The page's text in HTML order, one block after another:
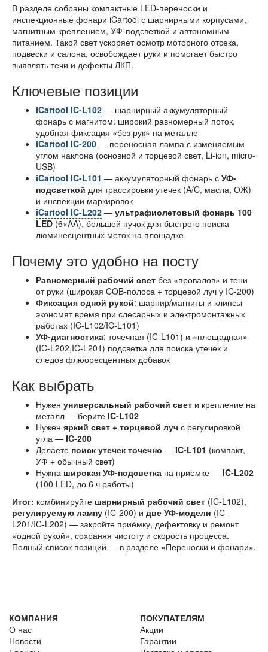
В разделе собраны компактные LED-переноски и
инспекционные фонари iCartool с шарнирными корпусами,
магнитным креплением, УФ-подсветкой и автономным
питанием. Такой свет ускоряет осмотр моторного отсека,
подвески и салона, освобождает руки и помогает быстро
выявлять течи и дефекты ЛКП.
Ключевые позиции
iCartool IC-L102 — шарнирный аккумуляторный
фонарь с магнитом: широкий равномерный поток,
удобная фиксация «без рук» на металле
iCartool IC-200 — переносная лампа с изменяемым
углом наклона (основной и торцевой свет, Li-ion, micro-
USB)
iCartool IC-L101 — аккумуляторный фонарь с УФ-
подсветкой для трассировки утечек (A/C, масла, ОЖ)
и инспекции маркировок
iCartool IC-L202 — ультрафиолетовый фонарь 100
LED (6×AA), большой пучок для быстрого поиска
люминесцентных меток на площадке
Почему это удобно на посту
Равномерный рабочий свет без «провалов» и тени
от руки (широкая COB-полоса + торцевой луч у IC-200)
Фиксация одной рукой: шарнир/магниты и клипсы
экономят время при слесарных и электромонтажных
работах (IC-L102/IC-L101)
УФ-диагностика: точечная (IC-L101) и «площадная»
(IC-L202,IC-L201) подсветка для поиска утечек и
следов флюоресцентных добавок
Как выбрать
Нужен универсальный рабочий свет и крепление на
металл — берите IC-L102
Нужен яркий свет + торцевой луч с регулировкой
угла — IC-200
Делаете поиск утечек точечно — IC-L101 (компакт,
УФ + обычный свет)
Нужна широкая УФ-подсветка на приёмке — IC-L202
(100 LED, до 6 ч работы)
Итог: комбинируйте шарнирный рабочий свет (IC-L102),
регулируемую лампу (IC-200) и две УФ-модели (IC-
L201/IC-L202) — закройте приёмку, дефектовку и ремонт
«одной рукой», сохраняя чистоту и скорость процесса.
Полный список позиций — в разделе «Переноски и фонари».
КОМПАНИЯ
О нас
Новости
ПОКУПАТЕЛЯМ
Акции
Гарантии